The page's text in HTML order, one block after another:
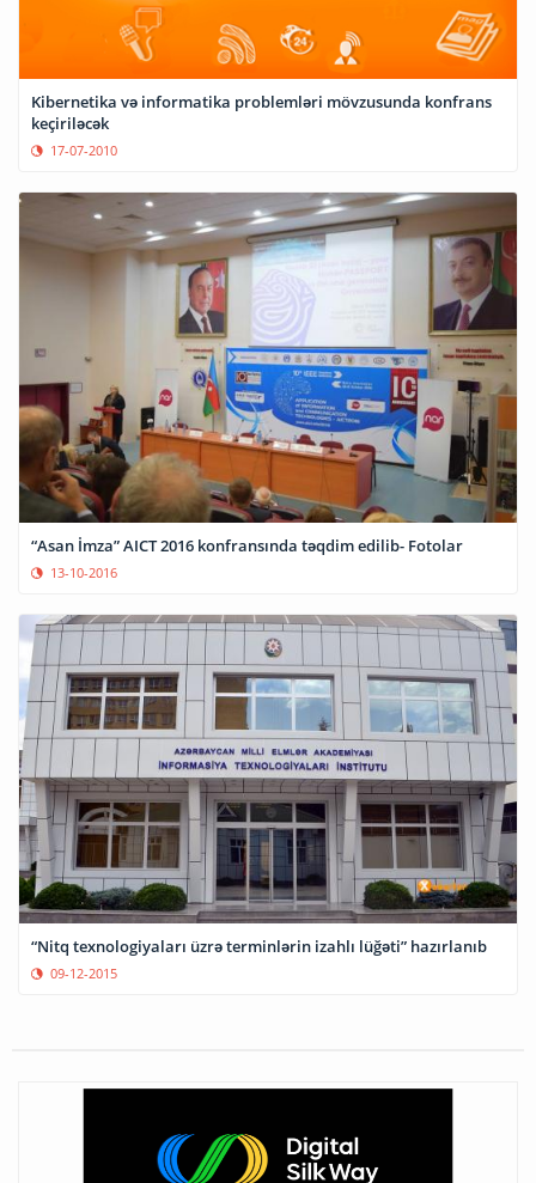
Kibernetika və informatika problemləri mövzusunda konfrans
keçiriləcək
17-07-2010
“Asan İmza” AICT 2016 konfransında təqdim edilib- Fotolar
13-10-2016
“Nitq texnologiyaları üzrə terminlərin izahlı lüğəti” hazırlanıb
09-12-2015